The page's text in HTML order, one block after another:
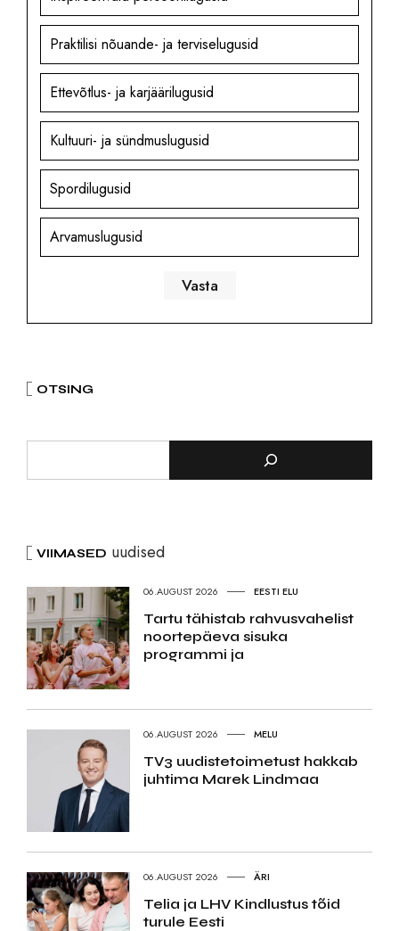
Praktilisi nõuande- ja terviselugusid
Ettevõtlus- ja karjäärilugusid
Kultuuri- ja sündmuslugusid
Spordilugusid
Arvamuslugusid
OTSING
VIIMASED uudised
06.AUGUST 2026 EESTI ELU
Tartu tähistab rahvusvahelist
noortepäeva sisuka
programmi ja
06.AUGUST 2026 MELU
TV3 uudistetoimetust hakkab
juhtima Marek Lindmaa
06.AUGUST 2026 ÄRI
Telia ja LHV Kindlustus tõid
turule Eesti